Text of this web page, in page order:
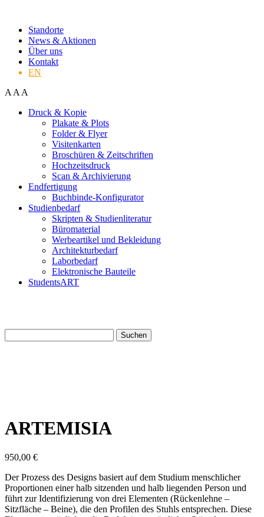
Standorte
News & Aktionen
Über uns
Kontakt
EN
A A A
Druck & Kopie
Plakate & Plots
Folder & Flyer
Visitenkarten
Broschüren & Zeitschriften
Hochzeitsdruck
Scan & Archivierung
Endfertigung
Buchbinde-Konfigurator
Studienbedarf
Skripten & Studienliteratur
Büromaterial
Werbeartikel und Bekleidung
Architekturbedarf
Laborbedarf
Elektronische Bauteile
StudentsART
nach:
ARTEMISIA
950,00 €
Der Prozess des Designs basiert auf dem Studium menschlicher
Proportionen einer halb sitzenden und halb liegenden Person und
führt zur Identifizierung von drei Elementen (Rückenlehne –
Sitzfläche – Beine), die den Profilen des Stuhls entsprechen. Diese